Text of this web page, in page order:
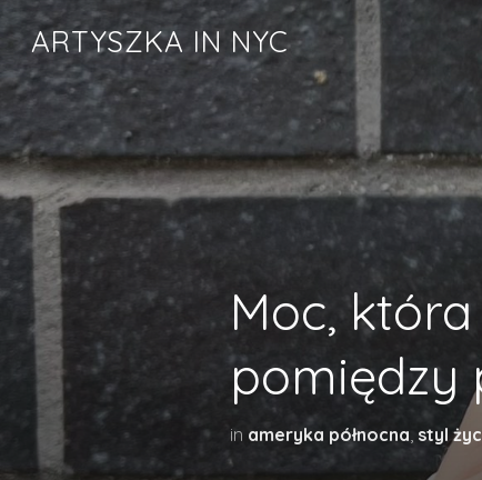
ARTYSZKA IN NYC
Moc,
pomiędzy
in ameryka północna, styl